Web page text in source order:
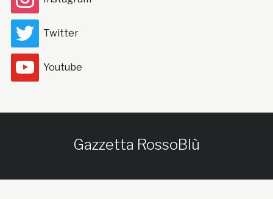
Twitter
Youtube
Gazzetta RossoBlù